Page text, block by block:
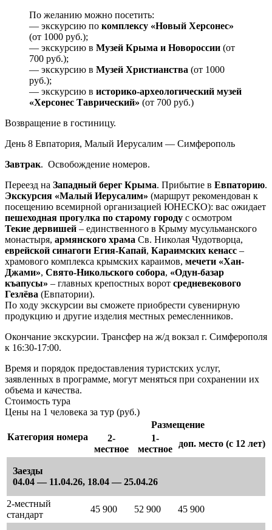
По желанию можно посетить:
— экскурсию по комплексу «Новый Херсонес»
(от 1000 руб.);
— экскурсию в Музей Крыма и Новороссии (от
700 руб.);
— экскурсию в Музей Христианства (от 1000
руб.);
— экскурсию в историко-археологический музей
«Херсонес Таврический» (от 700 руб.)
Возвращение в гостиницу.
День 8 Евпатория, Малый Иерусалим — Симферополь
Завтрак. Освобождение номеров.
Переезд на Западный берег Крыма. Прибытие в Евпаторию.
Экскурсия «Малый Иерусалим» (маршрут рекомендован к
посещению всемирной организацией ЮНЕСКО): вас ожидает
пешеходная прогулка по старому городу с осмотром
Текие дервишей – единственного в Крыму мусульманского
монастыря, армянского храма Св. Николая Чудотворца,
еврейской синагоги Егия-Капай, Караимских кенасс –
храмового комплекса крымских караимов, мечети «Хан-
Джами», Свято-Никольского собора, «Одун-базар
къапусы» – главных крепостных ворот средневекового
Гезлёва (Евпатории).
По ходу экскурсии вы сможете приобрести сувенирную
продукцию и другие изделия местных ремесленников.
Окончание экскурсии. Трансфер на ж/д вокзал г. Симферополя
к 16:30-17:00.
Время и порядок предоставления туристских услуг,
заявленных в программе, могут меняться при сохранении их
объема и качества.
Стоимость тура
Цены на 1 человека за тур (руб.)
Категория номера
Размещение
2-
местное
1-
местное
доп. место (с 12 лет)
Заезды
04.04 — 11.04.26, 18.04 — 25.04.26
2-местный
стандарт
45 900 52 900 45 900